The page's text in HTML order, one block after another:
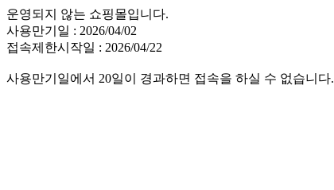
운영되지 않는 쇼핑몰입니다.
사용만기일 : 2026/04/02
접속제한시작일 : 2026/04/22
사용만기일에서 20일이 경과하면 접속을 하실 수 없습니다.